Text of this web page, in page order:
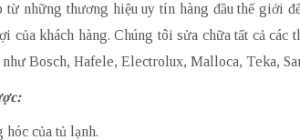
những thương hiệu uy tín hàng đầu thế giới
của khách hàng. Chúng tôi sửa chữa tất cả các
Bosch, Hafele, Electrolux, Malloca, Teka,
của tủ lạnh.